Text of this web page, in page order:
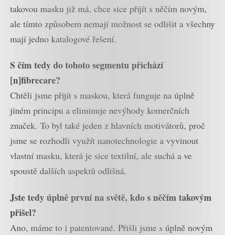
takovou masku již má, chce sice přijít s něčím novým,
ale tímto způsobem nemají možnost se odlišit a všechny
mají jedno katalogové řešení.
S čím tedy do tohoto segmentu přichází
[n]fibrecare?
Chtěli jsme přijít s maskou, která funguje na úplně
jiném principu a eliminuje nevýhody komerčních
značek. To byl také jeden z hlavních motivátorů, proč
jsme se rozhodli využít nanotechnologie a vyvinout
vlastní masku, která je sice textilní, ale suchá a ve
spoustě dalších aspektů odlišná.
Jste tedy úplně první na světě, kdo s něčím takovým
přišel?
Ano, máme to i patentované. Přišli jsme s úplně novým